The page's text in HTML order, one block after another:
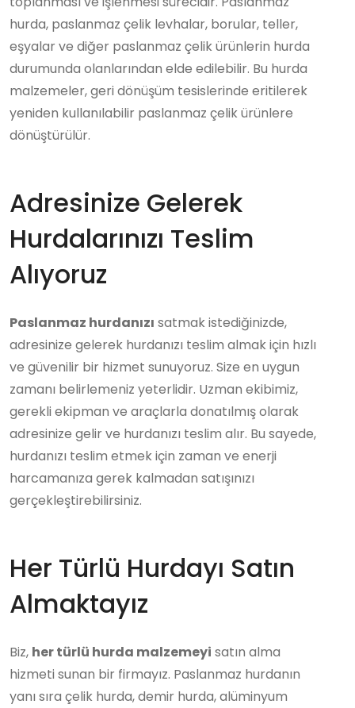
hurda, paslanmaz çelik levhalar, borular, teller,
eşyalar ve diğer paslanmaz çelik ürünlerin hurda
durumunda olanlarından elde edilebilir. Bu hurda
malzemeler, geri dönüşüm tesislerinde eritilerek
yeniden kullanılabilir paslanmaz çelik ürünlere
dönüştürülür.
Adresinize Gelerek
Hurdalarınızı Teslim
Alıyoruz
Paslanmaz hurdanızı satmak istediğinizde,
adresinize gelerek hurdanızı teslim almak için hızlı
ve güvenilir bir hizmet sunuyoruz. Size en uygun
zamanı belirlemeniz yeterlidir. Uzman ekibimiz,
gerekli ekipman ve araçlarla donatılmış olarak
adresinize gelir ve hurdanızı teslim alır. Bu sayede,
hurdanızı teslim etmek için zaman ve enerji
harcamanıza gerek kalmadan satışınızı
gerçekleştirebilirsiniz.
Her Türlü Hurdayı Satın
Almaktayız
Biz, her türlü hurda malzemeyi satın alma
hizmeti sunan bir firmayız. Paslanmaz hurdanın
yanı sıra çelik hurda, demir hurda, alüminyum